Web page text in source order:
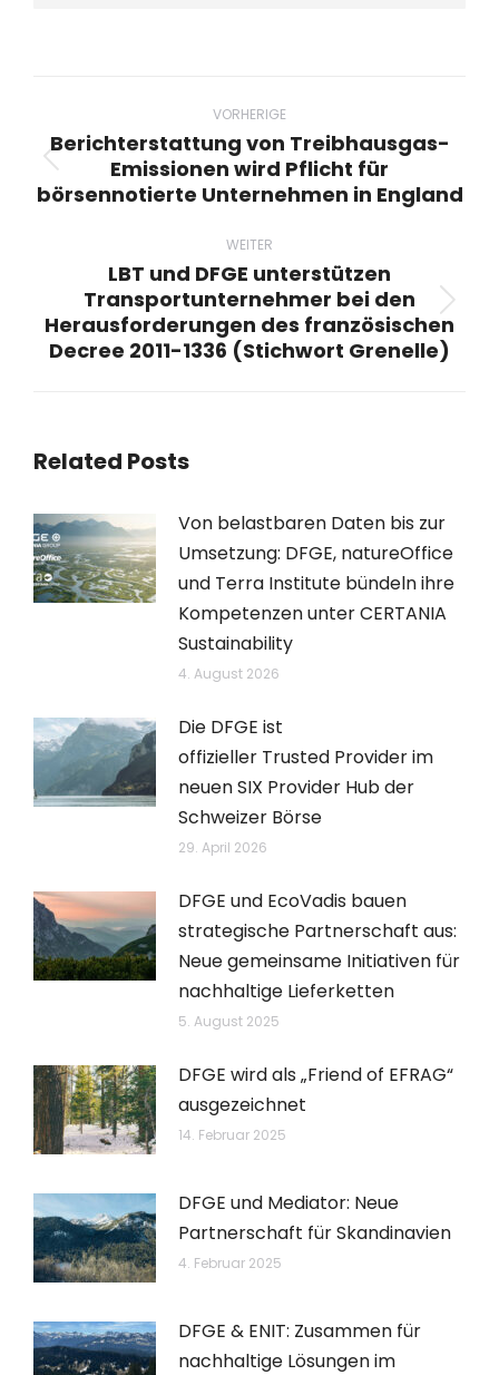
VORHERIGE
Vorheriger
Beitrag:
Berichterstattung von Treibhausgas-
Emissionen wird Pflicht für
börsennotierte Unternehmen in England
WEITER
Nächster
Beitrag:
LBT und DFGE unterstützen
Transportunternehmer bei den
Herausforderungen des französischen
Decree 2011-1336 (Stichwort Grenelle)
Related Posts
Von belastbaren Daten bis zur
Umsetzung: DFGE, natureOffice
und Terra Institute bündeln ihre
Kompetenzen unter CERTANIA
Sustainability
4. August 2026
Die DFGE ist
offizieller Trusted Provider im
neuen SIX Provider Hub der
Schweizer Börse
29. April 2026
DFGE und EcoVadis bauen
strategische Partnerschaft aus:
Neue gemeinsame Initiativen für
nachhaltige Lieferketten
5. August 2025
DFGE wird als „Friend of EFRAG“
ausgezeichnet
14. Februar 2025
DFGE und Mediator: Neue
Partnerschaft für Skandinavien
4. Februar 2025
DFGE & ENIT: Zusammen für
nachhaltige Lösungen im